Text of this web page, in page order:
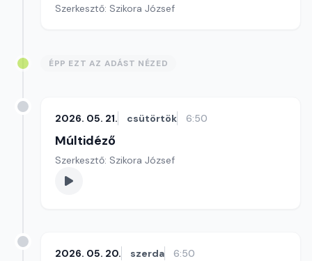
Szerkesztő: Szikora József
ÉPP EZT AZ ADÁST NÉZED
2026. 05. 21. csütörtök 6:50
Múltidéző
Szerkesztő: Szikora József
2026. 05. 20. szerda 6:50